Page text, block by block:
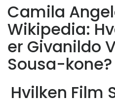
Camila
Wikipedia:
er Givanildo
Sousa-kone?
Hvilken Film